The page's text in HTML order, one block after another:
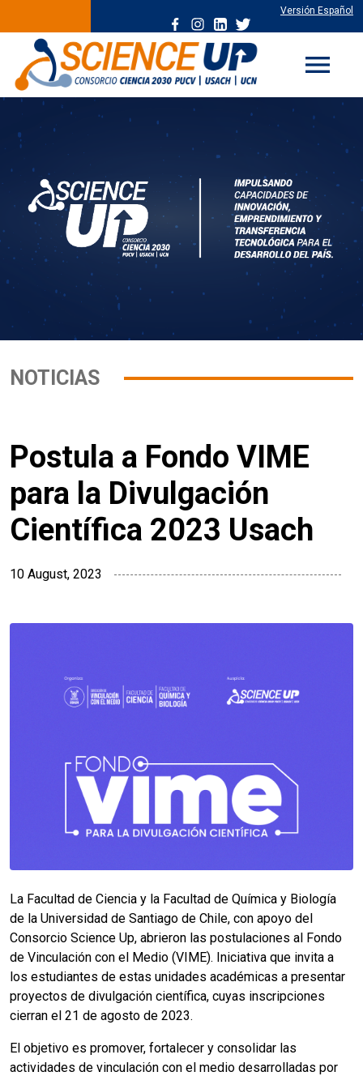
Versión Español
menu
NOTICIAS
Postula a Fondo VIME
para la Divulgación
Científica 2023 Usach
10 August, 2023
La Facultad de Ciencia y la Facultad de Química y Biología
de la Universidad de Santiago de Chile, con apoyo del
Consorcio Science Up, abrieron las postulaciones al Fondo
de Vinculación con el Medio (VIME). Iniciativa que invita a
los estudiantes de estas unidades académicas a presentar
proyectos de divulgación científica, cuyas inscripciones
cierran el 21 de agosto de 2023.
El objetivo es promover, fortalecer y consolidar las
actividades de vinculación con el medio desarrolladas por